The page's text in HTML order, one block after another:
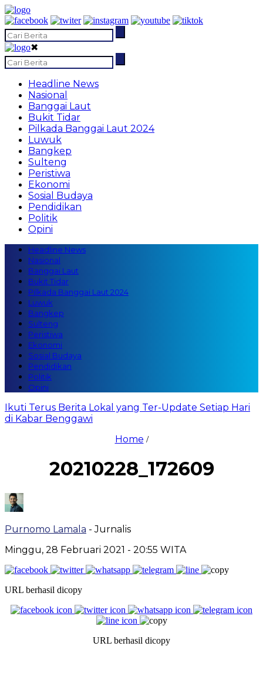
✖
Headline News
Nasional
Banggai Laut
Bukit Tidar
Pilkada Banggai Laut 2024
Luwuk
Bangkep
Sulteng
Peristiwa
Ekonomi
Sosial Budaya
Pendidikan
Politik
Opini
Headline News
Nasional
Banggai Laut
Bukit Tidar
Pilkada Banggai Laut 2024
Luwuk
Bangkep
Sulteng
Peristiwa
Ekonomi
Sosial Budaya
Pendidikan
Politik
Opini
Ikuti Terus Berita Lokal yang Ter-Update Setiap Hari
di Kabar Benggawi
Home /
20210228_172609
Purnomo Lamala - Jurnalis
Minggu, 28 Februari 2021 - 20:55 WITA
URL berhasil dicopy
URL berhasil dicopy